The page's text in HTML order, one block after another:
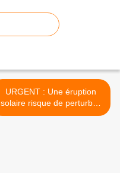
URGENT : Une éruption
solaire risque de perturber
les télécommunications >